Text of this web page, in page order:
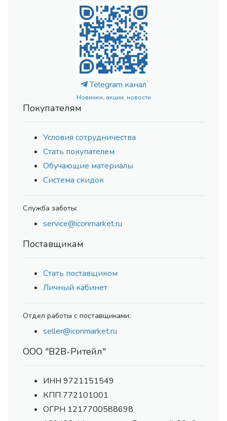
Telegram канал
Новинки, акции, новости
Покупателям
Условия сотрудничества
Стать покупателем
Обучающие материалы
Система скидок
Служба заботы:
service@iconmarket.ru
Поставщикам
Стать поставщиком
Личный кабинет
Отдел работы с поставщиками:
seller@iconmarket.ru
ООО "В2В-Ритейл"
ИНН 9721151549
КПП 772101001
ОГРН 1217700588698